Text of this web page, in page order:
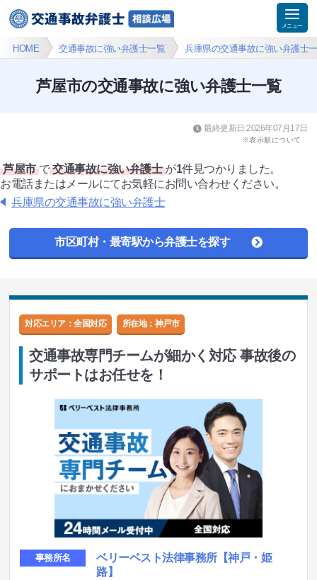
HOME 交通事故に強い弁護士一覧 兵庫県の交通事故に強い弁護士
芦屋市の交通事故に強い弁護士一覧
最終更新日:2026年07月17日
※表示順について
芦屋市 で 交通事故に強い弁護士 が1件見つかりました。
お電話またはメールにてお気軽にお問い合わせください。
兵庫県の交通事故に強い弁護士
市区町村・最寄駅から弁護士を探す
対応エリア：全国対応 所在地： 神戸市
交通事故専門チームが細かく対応 事故後の
サポートはお任せを！
事務所名 ベリーベスト法律事務所【神戸・姫
路】